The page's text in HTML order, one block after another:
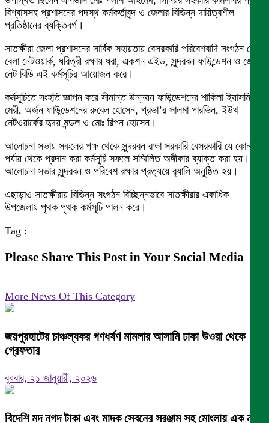
বিশ্বাসসহ প্রশাসনের পদস্থ কর্মকর্তাবৃন্দ ও জেলার বিভিন্ন দায়িত্বশীল
প্রতিষ্ঠানের ব্যক্তিবর্গ।
সাতক্ষীরা জেলা প্রশাসনের সার্বিক সহায়তায় বেসরকারি পরিবেশবাদি সংগঠন বেলা,
বেলা নেটওয়ার্ক, ধরিত্রী রক্ষায় ধরা, একশন এইড, সুন্দরবন ফাউন্ডেশন ও জেড
নেট বিডি এই কর্মসূচির আয়োজন করে।
কর্মসূচিতে সংহতি জ্ঞাপন করে সীমান্ত উন্নয়ন ফাউন্ডেশনের শাকিলা ইয়াসমিন
মেরী, অর্জন ফাউন্ডেশনের রুবেল হোসেন, প্রভা’র সালমা পারভিন, ইউথ
নেটওয়ার্কের হৃদয় মন্ডল ও মোঃ রিপন হোসেন।
আলোচনা সভায় সকলের পক্ষ থেকে সুন্দরবন রক্ষা সরকারি বেসরকারি যে কোন
পর্যায় থেকে প্রদান করা কর্মসূচি সফলে সম্মিলিত অঙ্গীকার ব্যাক্ত করা হয়।
আলোচনা সভার সুন্দরবন ও পরিবেশ রক্ষার প্রত্যয়ে র‌্যালি অনুষ্ঠিত হয়।
এছাড়াও সাতক্ষীরায় বিভিন্ন সংগঠন বিচ্ছিন্নভাবে সাতক্ষীরার একাধিক
উপজেলায় পৃথক পৃথক কর্মসূচি পালন করে।
Tag :
Please Share This Post in Your Social Media
More News Of This Category
জয়পুরহাটের চাঞ্চল্যকর গণধর্ষণ মামলার আসামি ঢাকা উওরা থেকে
গ্রেফতার
বুধবার, ২১ জানুয়ারী, ২০২৬
বিদেশি মদ নগদ টাকা এবং মাদক সেবনের সরঞ্জাম সহ মোংলায় এক নারী